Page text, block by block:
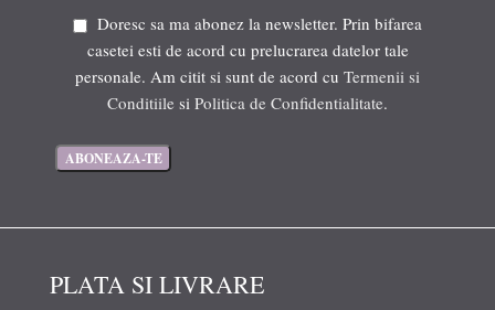
Doresc sa ma abonez la newsletter. Prin bifarea
casetei esti de acord cu prelucrarea datelor tale
personale. Am citit si sunt de acord cu Termenii si
Conditiile si Politica de Confidentialitate.
PLATA SI LIVRARE